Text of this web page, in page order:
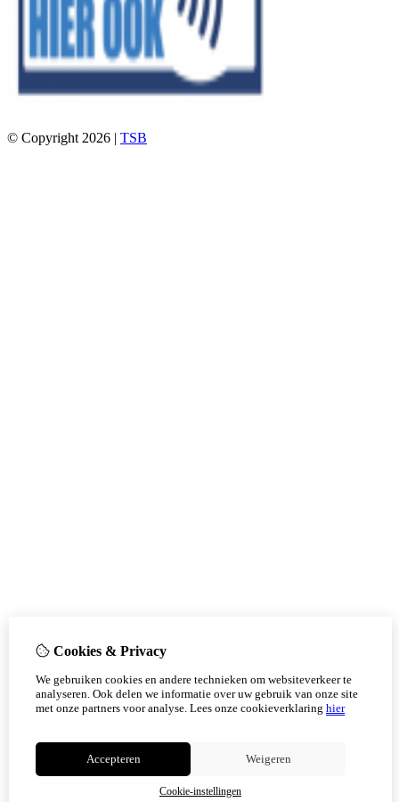
© Copyright 2026 | TSB
Cookies & Privacy
We gebruiken cookies en andere technieken om websiteverkeer te
analyseren. Ook delen we informatie over uw gebruik van onze site
met onze partners voor analyse. Lees onze cookieverklaring hier
Accepteren Weigeren
Cookie-instellingen